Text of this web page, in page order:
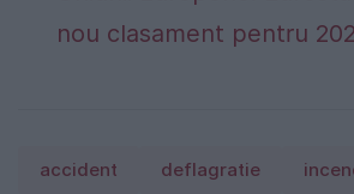
nou clasament pentru
accident deflagratie